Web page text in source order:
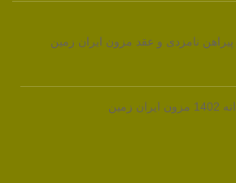
نامزدی و عقد مزون ایران زمین